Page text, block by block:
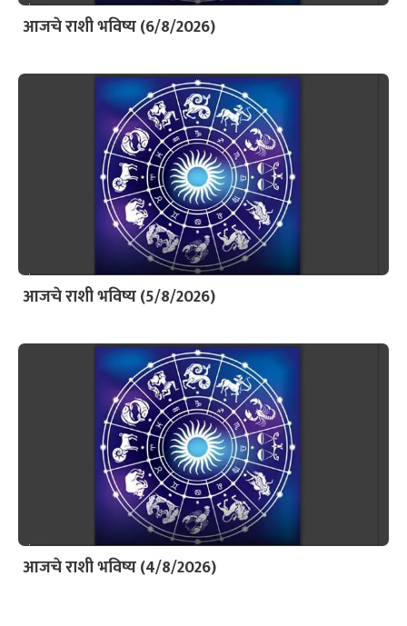
आजचे राशी भविष्य (6/8/2026)
आजचे राशी भविष्य (5/8/2026)
आजचे राशी भविष्य (4/8/2026)